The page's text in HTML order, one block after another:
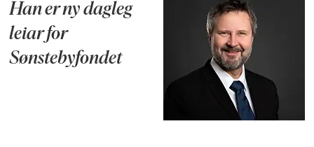
Han er ny dagleg
leiar for
Sønstebyfondet